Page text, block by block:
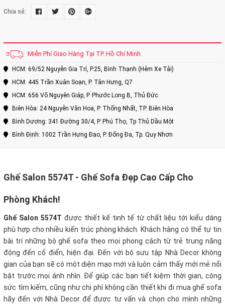
Chia sẻ:
Miễn Phí Giao Hàng Tại TP. Hồ Chí Minh
HCM: 69/52 Nguyễn Gia Trí, P.25, Bình Thạnh (Hẻm Xe Tải)
HCM: 445 Trần Xuân Soạn, P. Tân Hưng, Q7
HCM: 656 Võ Nguyên Giáp, P. Phước Long B, Thủ Đức.
Biên Hòa: 24 Nguyễn Văn Hoa, P. Thống Nhất, TP. Biên Hòa
Bình Dương: 341 Đường 30/4, P. Phú Thọ, Tp Thủ Dầu Một
Bình Định: 1002 Trần Hưng Đạo, P. Đống Đa, Tp. Quy Nhơn
Ghế Salon 5574T - Ghế Sofa Đẹp Cao Cấp Cho
Phòng Khách!
Ghế Salon 5574T được thiết kế tinh tế từ chất liệu tới kiểu dáng
phù hợp cho nhiều kiến trúc phòng khách. Khách hàng có thể tự tin
bài trí những bộ ghế sofa theo mọi phong cách từ trẻ trung năng
động đến cổ điển, hiện đại. Đến với bộ sưu tập Nhà Decor không
gian của bạn sẽ có một diện mạo mới và luôn cảm thấy mới mẻ nổi
bật trước mọi ánh nhìn. Để giúp các bạn tiết kiệm thời gian, công
sức tìm kiếm, cũng như chi phí không cần thiết khi đi mua ghế sofa
hãy đến với Nhà Decor để được tư vấn và chọn cho mình những